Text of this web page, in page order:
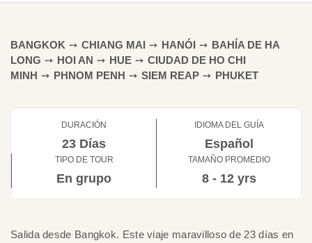
BANGKOK ➙ CHIANG MAI ➙ HANÓI ➙ BAHÍA DE HA
LONG ➙ HOI AN ➙ HUE ➙ CIUDAD DE HO CHI
MINH ➙ PHNOM PENH ➙ SIEM REAP ➙ PHUKET
DURACIÓN
23 Días
IDIOMA DEL GUÍA
Español
TIPO DE TOUR
En grupo
TAMAÑO PROMEDIO
8 - 12 yrs
Salida desde Bangkok. Este viaje maravilloso de 23 días en